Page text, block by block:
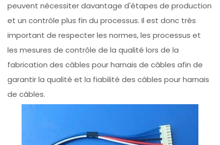
peuvent nécessiter davantage d'étapes de production
et un contrôle plus fin du processus. Il est donc très
important de respecter les normes, les processus et
les mesures de contrôle de la qualité lors de la
fabrication des câbles pour harnais de câbles afin de
garantir la qualité et la fiabilité des câbles pour harnais
de câbles.